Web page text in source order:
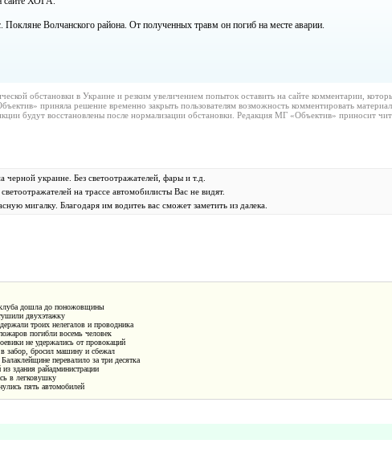
Волчанского района. От полученных травм он погиб на месте аварии.
обстановки в Украине и резким увеличением попыток оставить на сайте комментарии,
приняла решение временно закрыть пользователям возможность комментировать
будут восстановлены после нормализации обстановки. Редакция МГ «Объектив» приносит
украине. Без светоотражателей, фары и т.д.
на трассе автомобилисты Вас не видят.
мигалку. Благодаря им водитеь вас сможет заметить из далека.
дошла до поножовщины
двухэтажку
троих нелегалов и проводника
погибли восемь человек
не удержались от провокаций
забор, бросил машину и сбежал
перевалило за три десятка
здания райадминистрации
в легковушку
пять автомобилей